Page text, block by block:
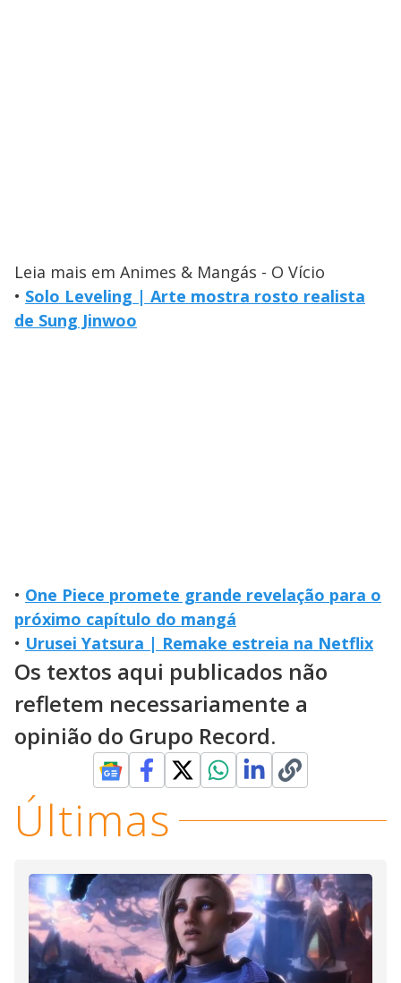
Leia mais em Animes & Mangás - O Vício
• Solo Leveling | Arte mostra rosto realista
de Sung Jinwoo
• One Piece promete grande revelação para o
próximo capítulo do mangá
• Urusei Yatsura | Remake estreia na Netflix
Os textos aqui publicados não
refletem necessariamente a
opinião do Grupo Record.
Últimas